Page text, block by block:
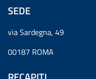
SEDE
via Sardegna, 49
00187 ROMA